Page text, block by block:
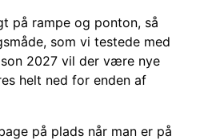
på rampe og ponton, så
som vi testede med
2027 vil der være nye
helt ned for enden af
på plads når man er på